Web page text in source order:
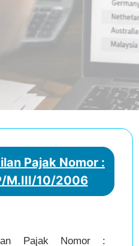
Pajak Nomor :
M.III/10/2006
Pajak Nomor :